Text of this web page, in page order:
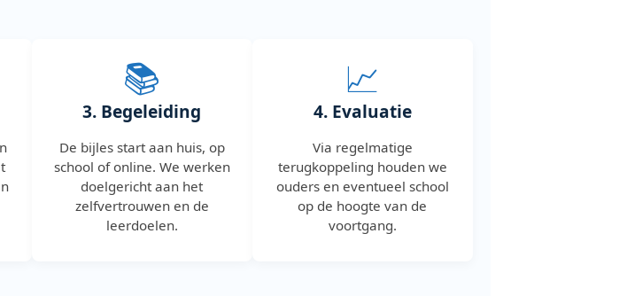
📚
3. Begeleiding
De bijles start aan huis, op
school of online. We werken
doelgericht aan het
zelfvertrouwen en de
leerdoelen.
📈
4. Evaluatie
Via regelmatige
terugkoppeling houden we
ouders en eventueel school
op de hoogte van de
voortgang.